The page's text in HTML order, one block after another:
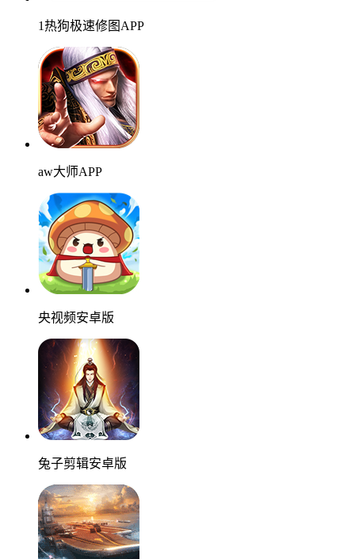
1热狗极速修图APP
aw大师APP
央视频安卓版
兔子剪辑安卓版